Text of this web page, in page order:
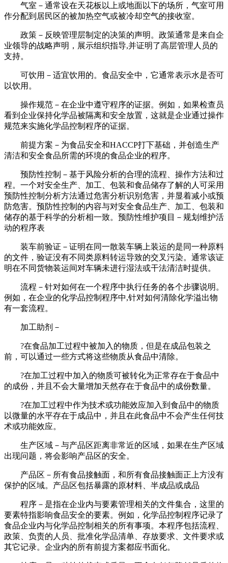
气室－通常设在天花板以上或地面以下的场所，气室可用
作分配到居民区的被加热空气或被冷却空气的接收室。
政策－反映管理层制定的决策的声明。政策通常是来自企
业领导的战略声明，展示组织指导,并证明了高层管理人员的
支持。
可饮用－适宜饮用的。食品安全中，它通常表示水是否可
以饮用。
操作规范－在企业中遵守程序的证据。例如，如果检查员
看到企业保持化学品被隔离和安全放置，这就是企业通过操作
规范来实施化学品控制程序的证据。
前提方案－为食品安全和HACCP打下基础，并创造生产
清洁和安全食品所需的环境的食品企业的程序。
预防性控制－基于风险分析的合理的流程、操作方法和过
程。一个对安全生产、加工、包装和食品储存了解的人可采用
预防性控制分析方法通过危害分析识别危害，并显着减小或预
防危害。预防性控制的内容与对安全食品生产、加工、包装和
储存的基于科学的分析相一致。预防性维护项目－规划维护活
动的程序表
装车前验证－证明在同一散装车辆上装运的是同一种原料
的文件，验证没有不同类原料转运导致的交叉污染。通常该证
明在不同货物装运间对车辆未进行湿法或干法清洁时提供。
流程－针对如何在一个程序中执行任务的各个步骤说明。
例如，在企业的化学品控制程序中,针对如何清除化学溢出物
有一套流程。
加工助剂－
?在食品加工过程中被加入的物质，但是在成品包装之
前，可以通过一些方式将这些物质从食品中清除。
?在加工过程中加入的物质可被转化为正常存在于食品中
的成份，并且不会大量增加天然存在于食品中的成份数量。
?在加工过程中作为技术或功能效应加入到食品中的物质
以微量的水平存在于成品中，并且在此食品中不会产生任何技
术或功能效应。
生产区域－与产品区距离非常近的区域，如果在生产区域
出现问题，将会影响产品区的安全。
产品区－所有食品接触面，和所有食品接触面正上方没有
保护的区域。产品区包括暴露的原材料、半成品或成品
程序－是指在企业内与要素管理相关的文件集合，这里的
要素特指影响食品安全的要素。例如，化学品控制程序记录了
食品企业内与化学品控制相关的所有事项。本程序包括流程、
政策、负责的人员、批准化学品清单、存放要求、文件要求或
其它记录。企业内的所有前提方案都应书面化。